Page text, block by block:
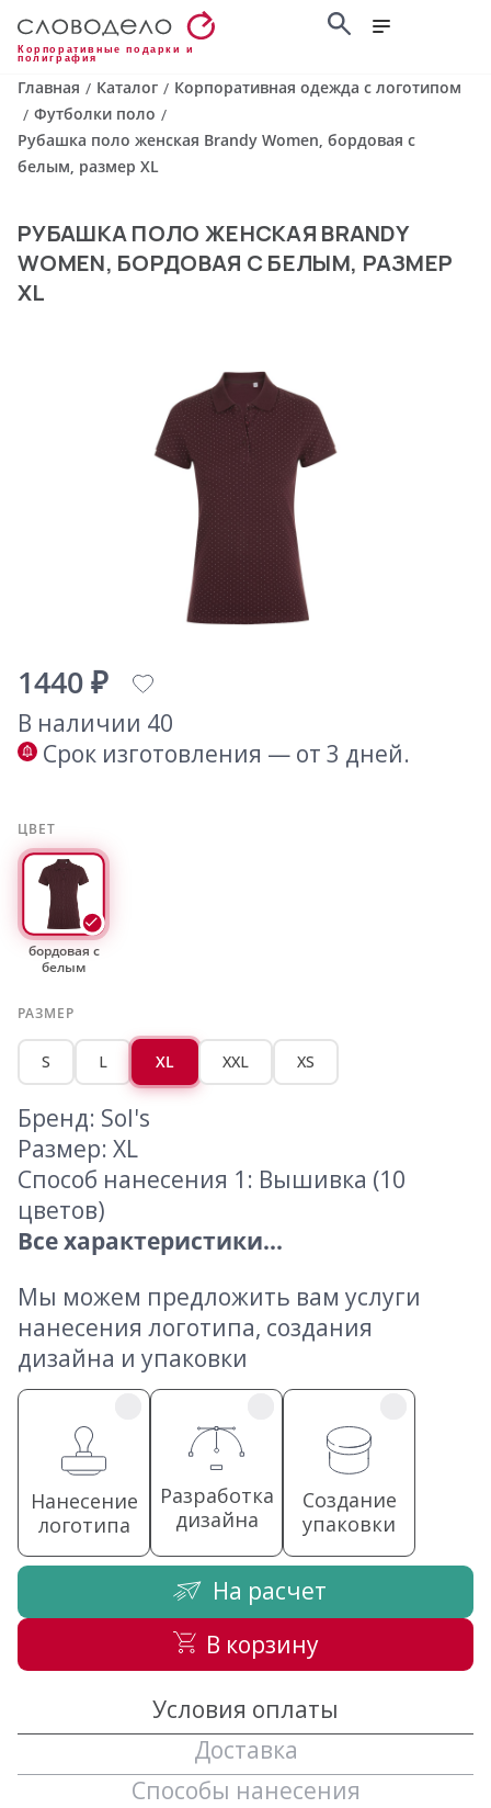
Корпоративные подарки и
полиграфия
Главная / Каталог / Корпоративная одежда с логотипом
/ Футболки поло /
Рубашка поло женская Brandy Women, бордовая с
белым, размер XL
РУБАШКА ПОЛО ЖЕНСКАЯ BRANDY
WOMEN, БОРДОВАЯ С БЕЛЫМ, РАЗМЕР
XL
1440 ₽
В наличии 40
Срок изготовления — от 3 дней.
ЦВЕТ
бордовая с
белым
РАЗМЕР
S L XL XXL XS
Бренд: Sol's
Размер: XL
Способ нанесения 1: Вышивка (10
цветов)
Все характеристики...
Мы можем предложить вам услуги
нанесения логотипа, создания
дизайна и упаковки
Нанесение
логотипа
Разработка
дизайна
Создание
упаковки
На расчет
В корзину
Условия оплаты
Доставка
Способы нанесения